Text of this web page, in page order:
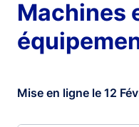
Machines
Mise en ligne le 12